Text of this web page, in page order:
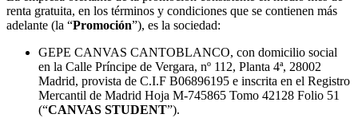
renta gratuita, en los términos y condiciones que se contienen más
adelante (la “Promoción”), es la sociedad:
GEPE CANVAS CANTOBLANCO, con domicilio social
en la Calle Príncipe de Vergara, nº 112, Planta 4ª, 28002
Madrid, provista de C.I.F B06896195 e inscrita en el Registro
Mercantil de Madrid Hoja M-745865 Tomo 42128 Folio 51
(“CANVAS STUDENT”).